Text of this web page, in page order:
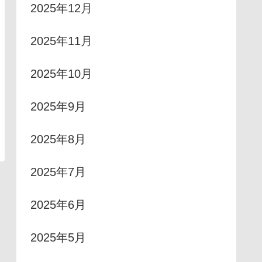
2025年12月
2025年11月
2025年10月
2025年9月
2025年8月
2025年7月
2025年6月
2025年5月